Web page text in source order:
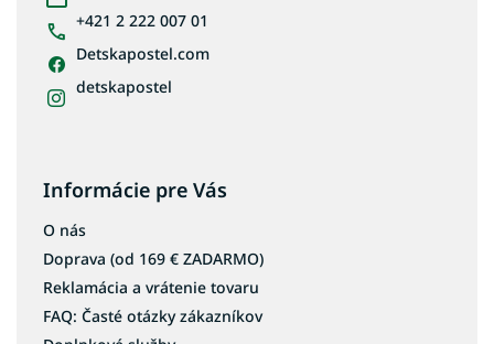
+421 2 222 007 01
Detskapostel.com
detskapostel
Informácie pre Vás
O nás
Doprava (od 169 € ZADARMO)
Reklamácia a vrátenie tovaru
FAQ: Časté otázky zákazníkov